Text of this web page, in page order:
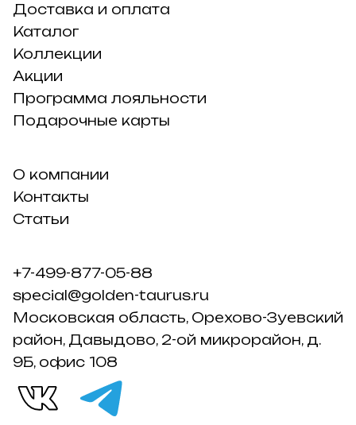
Доставка и оплата
Каталог
Коллекции
Акции
Программа лояльности
Подарочные карты
О компании
Контакты
Статьи
+7-499-877-05-88
special@golden-taurus.ru
Московская область, Орехово-Зуевский
район, Давыдово, 2-ой микрорайон, д.
9Б, офис 108